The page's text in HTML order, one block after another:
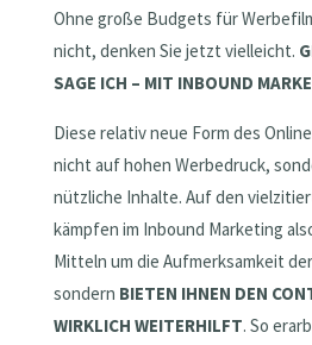
Ohne große Budgets für
nicht, denken Sie jetzt vielleicht.
SAGE ICH – MIT INBOUND
Diese relativ neue Form des
nicht auf hohen Werbedruck,
nützliche Inhalte. Auf den
kämpfen im Inbound Marketing
Mitteln um die Aufmerksamkeit
sondern BIETEN IHNEN DEN
WIRKLICH WEITERHILFT. So